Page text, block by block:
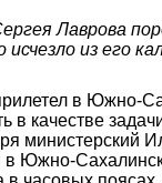
Лаврова
из его
в Южно-
в качестве
министерский
Южно-